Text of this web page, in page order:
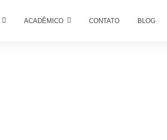
ACADÊMICO CONTATO BLOG